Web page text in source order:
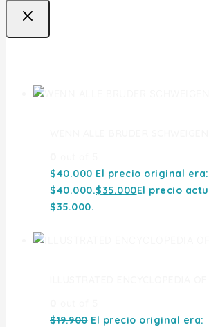
$40.000 El precio original era:
$40.000.$35.000El precio
$35.000.
$19.900 El precio original era: